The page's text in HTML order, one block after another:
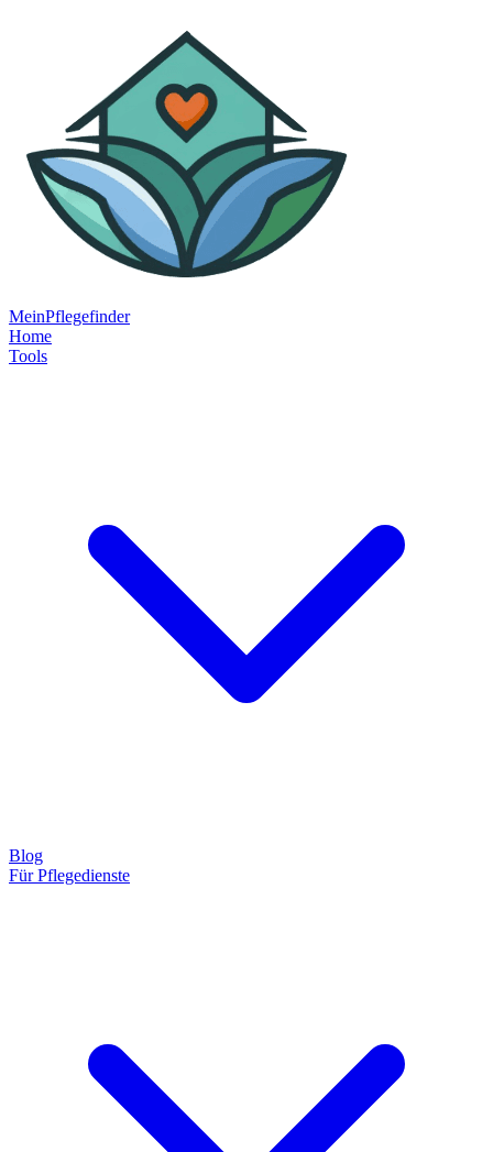
MeinPflegefinder
Home
Tools
Blog
Für Pflegedienste